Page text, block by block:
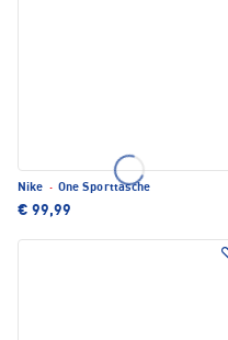
Nike · One Sporttasche
€ 99,99